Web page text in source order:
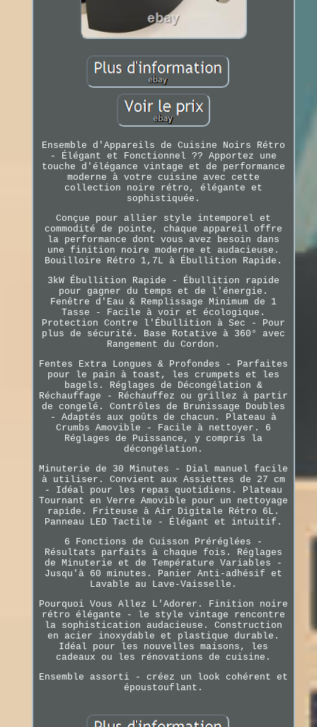
Ensemble d'Appareils de Cuisine Noirs Rétro
- Élégant et Fonctionnel ?? Apportez une
touche d'élégance vintage et de performance
moderne à votre cuisine avec cette
collection noire rétro, élégante et
sophistiquée.
Conçue pour allier style intemporel et
commodité de pointe, chaque appareil offre
la performance dont vous avez besoin dans
une finition noire moderne et audacieuse.
Bouilloire Rétro 1,7L à Ébullition Rapide.
3kW Ébullition Rapide - Ébullition rapide
pour gagner du temps et de l'énergie.
Fenêtre d'Eau & Remplissage Minimum de 1
Tasse - Facile à voir et écologique.
Protection Contre l'Ébullition à Sec - Pour
plus de sécurité. Base Rotative à 360° avec
Rangement du Cordon.
Fentes Extra Longues & Profondes - Parfaites
pour le pain à toast, les crumpets et les
bagels. Réglages de Décongélation &
Réchauffage - Réchauffez ou grillez à partir
de congelé. Contrôles de Brunissage Doubles
- Adaptés aux goûts de chacun. Plateau à
Crumbs Amovible - Facile à nettoyer. 6
Réglages de Puissance, y compris la
décongélation.
Minuterie de 30 Minutes - Dial manuel facile
à utiliser. Convient aux Assiettes de 27 cm
- Idéal pour les repas quotidiens. Plateau
Tournant en Verre Amovible pour un nettoyage
rapide. Friteuse à Air Digitale Rétro 6L.
Panneau LED Tactile - Élégant et intuitif.
6 Fonctions de Cuisson Préréglées -
Résultats parfaits à chaque fois. Réglages
de Minuterie et de Température Variables -
Jusqu'à 60 minutes. Panier Anti-adhésif et
Lavable au Lave-Vaisselle.
Pourquoi Vous Allez L'Adorer. Finition noire
rétro élégante - le style vintage rencontre
la sophistication audacieuse. Construction
en acier inoxydable et plastique durable.
Idéal pour les nouvelles maisons, les
cadeaux ou les rénovations de cuisine.
Ensemble assorti - créez un look cohérent et
époustouflant.